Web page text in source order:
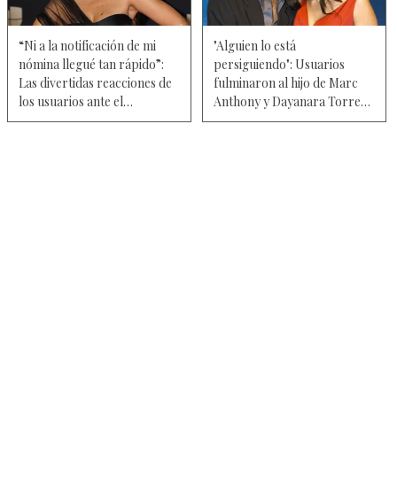
“Ni a la notificación de mi
nómina llegué tan rápido”:
Las divertidas reacciones de
los usuarios ante el
sorpresivo reality conducido
"Alguien lo está
persiguiendo": Usuarios
fulminaron al hijo de Marc
Anthony y Dayanara Torres
en su debut como modelo —